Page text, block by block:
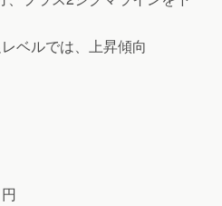
ベルでは、上昇傾向